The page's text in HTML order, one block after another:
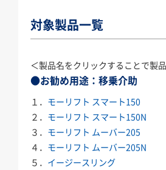
対象製品一覧
＜製品名をクリックすることで製
●お勧め用途：移乗介助
１． モーリフト スマート150
２． モーリフト スマート150N
３． モーリフト ムーバー205
４． モーリフト ムーバー205N
５． イージースリング